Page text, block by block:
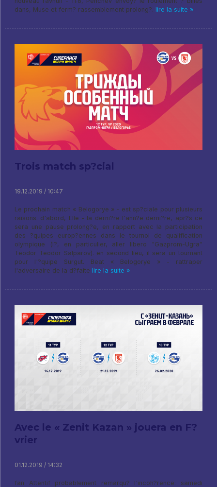
dans, Muse et ferm? rassemblement prolong?. lire la suite »
Trois match sp?cial
19.12.2019 / 10:47
Le prochain match « Belogorye » - est sp?ciale pour plusieurs
raisons. d'abord, Elle - la derni?re l'ann?e derni?re, apr?s ce
sera une pause prolong?e, en rapport avec la participation
des ?quipes europ?ennes dans le tournoi de qualification
olympique (l?, en particulier, aller libero "Gazprom-Ugra"
Teodor Teodor Salparov). en second lieu, il sera un tournant
pour l'?quipe Surgut. Beat « Belogorye » - rattraper
l'adversaire de la d?faite lire la suite »
Avec le « Zenit Kazan » jouera en F?
vrier
01.12.2019 / 14:32
fan Attentif probablement remarqu? l'incoh?rence: samedi